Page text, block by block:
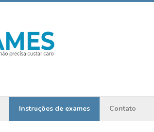
Instruções de exames Contato